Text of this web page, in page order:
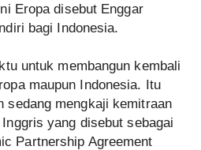
Eropa disebut Enggar
bagi Indonesia.
untuk membangun kembali
maupun Indonesia. Itu
sedang mengkaji kemitraan
yang disebut sebagai
Partnership Agreement